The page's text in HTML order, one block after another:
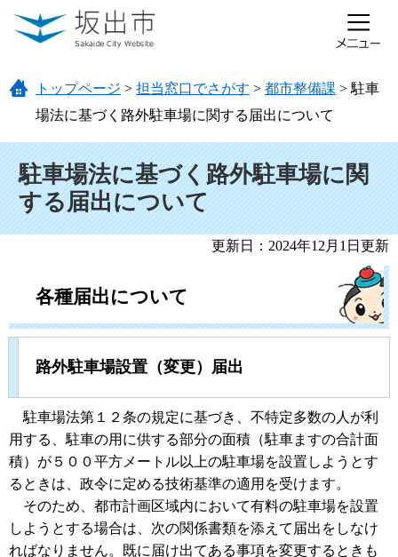
ページの先頭です。
メニューを飛ばして本文へ
トップページ > 担当窓口でさがす > 都市整備課 > 駐車
場法に基づく路外駐車場に関する届出について
駐車場法に基づく路外駐車場に関
する届出について
更新日：2024年12月1日更新
各種届出について
路外駐車場設置（変更）届出
駐車場法第１２条の規定に基づき、不特定多数の人が利
用する、駐車の用に供する部分の面積（駐車ますの合計面
積）が５００平方メートル以上の駐車場を設置しようとす
るときは、政令に定める技術基準の適用を受けます。
そのため、都市計画区域内において有料の駐車場を設置
しようとする場合は、次の関係書類を添えて届出をしなけ
ればなりません。既に届け出てある事項を変更するときも